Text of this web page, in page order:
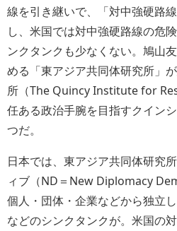
線を引き継いで、「対中強硬路
し、米国では対中強硬路線の危
ンクタンクも少なくない。鳩山
める「東アジア共同体研究所」
所（The Quincy Institute for
任ある政治手腕を目指すクイン
つだ。
日本では、東アジア共同体研究
ィブ（ND＝New Diplomacy
個人・団体・企業などから独立
などのシンクタンクが。米国の